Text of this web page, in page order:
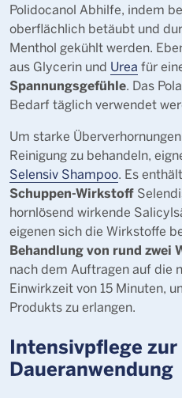
Polidocanol Abhilfe, indem
oberflächlich betäubt und
Menthol gekühlt werden.
aus Glycerin und Urea für
Spannungsgefühle. Das
Bedarf täglich verwendet
Um starke
Reinigung zu behandeln,
Selensiv Shampoo. Es
Schuppen-Wirkstoff
hornlösend wirkende
eigenen sich die Wirkstoffe
Behandlung von rund zwei
nach dem Auftragen auf die
Einwirkzeit von 15 Minuten,
Produkts zu erlangen.
Intensivpflege zur
Daueranwendung